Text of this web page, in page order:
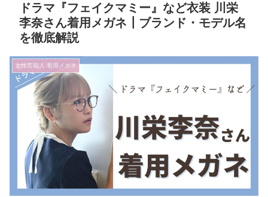
ドラマ『フェイクマミー』など衣装 川栄
李奈さん着用メガネ┃ブランド・モデル名
を徹底解説
女性芸能人 着用メガネ